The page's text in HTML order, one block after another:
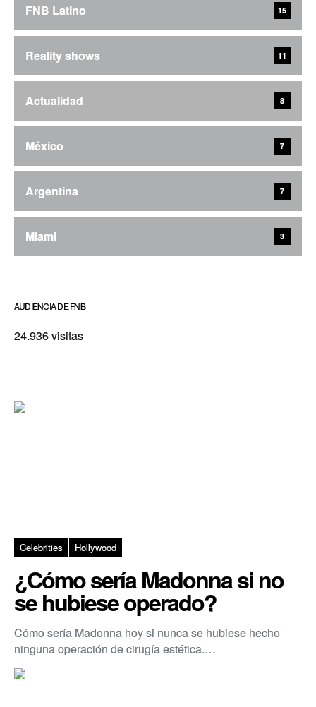
FNB Latino 15
Reality shows 11
Actualidad 8
México 7
Argentina 7
Miami 3
AUDIENCIA DE FNB
24.936 visitas
Celebrities Hollywood
¿Cómo sería Madonna si no
se hubiese operado?
Cómo sería Madonna hoy si nunca se hubiese hecho
ninguna operación de cirugía estética.…